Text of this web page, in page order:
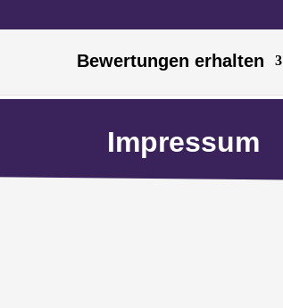
Bewertungen erhalten
Impressum